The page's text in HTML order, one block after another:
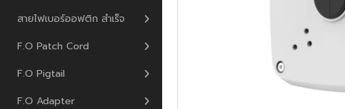
สายไฟเบอร์ออฟติก สำเร็จ
F.O Patch Cord
F.O Pigtail
F.O Adapter